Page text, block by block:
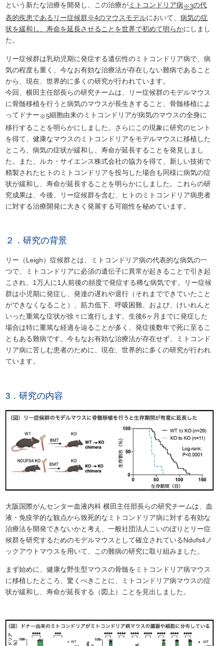
という新たな治療を開発し、この治療がミトコンドリア病※3の代
表的疾患であるリー症候群※4のマウスモデルにおいて、病気の症
状を緩和し、寿命を延長させることを世界で初めて明らかにしまし
た。
リー症候群は乳幼児期に発症する遺伝性のミトコンドリア病で、病
気の程度も重く、今なお有効な治療法が存在しない難病であること
から、現在、世界的に多くの研究が行われています。
今回、横田主任部長らの研究チームは、リー症候群のモデルマウス
に骨髄移植を行うと病気のマウスが長生きすること、骨髄移植によ
ってドナー ※5細胞由来のミトコンドリアが病気のマウスの全身に
移行することを明らかにしました。さらにこの現象に研究のヒント
を得て、健康なマウスのミトコンドリアをモデルマウスに移植した
ところ、病気の症状が緩和し、寿命が延長することを発見しまし
た。また、ルカ・サイエンス株式会社の協力を得て、新しい技術で
精製されたヒトのミトコンドリアを投与した場合も同様に病気の症
状が緩和し、寿命が延長することを明らかにしました。これらの研
究成果は、今後、リー症候群を含む、ヒトのミトコンドリア病患者
に対する治療開発に大きく発展する可能性を秘めています。
２．研究の背景
リー（Leigh）症候群とは、ミトコンドリア病の代表的な病気の一
つで、ミトコンドリアに必須の遺伝子に異常が起きることで引き起
こされ、1万人に1人前後の頻度で発症する稀な病気です。リー症候
群は小児期に発症し、発達の遅れや退行（それまでできていたこと
ができなくなること）、筋力低下、呼吸困難、および、けいれんと
いった重篤な症状が徐々に進行します。生後6ヶ月までに発症した
場合は特に重篤な経過を辿ることが多く、発症後数年で死に至るこ
ともある難病です。今もなお有効な治療法が存在せず、ミトコンド
リア病に苦しむ患者のために、現在、世界的に多くの研究が行われ
ています。
3．研究の内容
大阪国際がんセンター血液内科 横田主任部長らの研究チームは、血
液・免疫学的な観点から致死的なミトコンドリア病に対する有効な
治療法を開発できないかと考え、一般社団法人こいのぼりとリー症
候群を研究するためのモデルマウスとして確立されているNdufs4ノ
ックアウトマウスを用いて、この難病の研究に取り組みました。
まず始めに、健康な野生型マウスの骨髄をミトコンドリア病マウス
に移植したところ、驚くべきことに、ミトコンドリア病マウスの症
状が緩和し、寿命が延長する（図上）ことを見出しました。